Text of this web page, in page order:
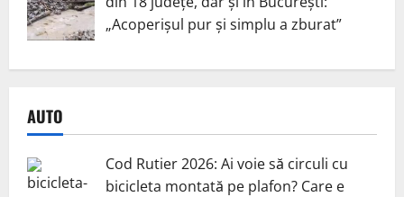
„Acoperișul pur și simplu a zburat”
AUTO
Cod Rutier 2026: Ai voie să circuli cu
bicicleta montată pe plafon? Care e